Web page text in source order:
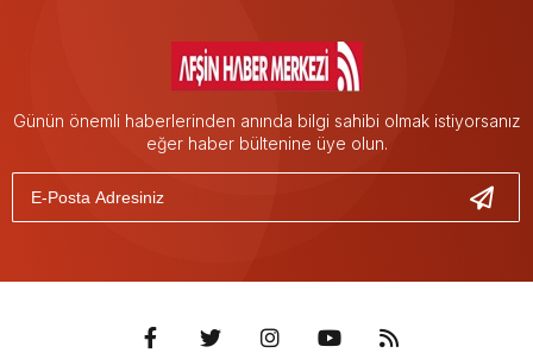
Günün önemli haberlerinden anında bilgi sahibi olmak istiyorsanız
eğer haber bültenine üye olun.